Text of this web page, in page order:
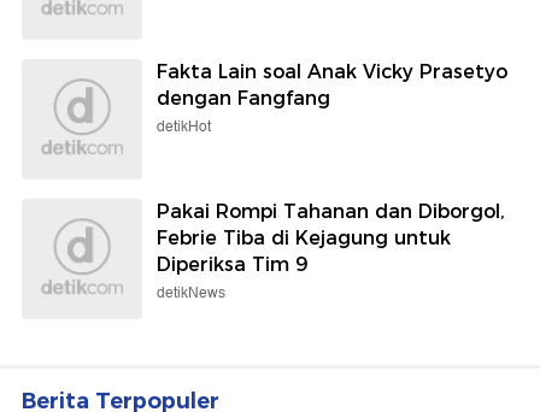
Fakta Lain soal Anak Vicky Prasetyo
dengan Fangfang
detikHot
Pakai Rompi Tahanan dan Diborgol,
Febrie Tiba di Kejagung untuk
Diperiksa Tim 9
detikNews
Berita Terpopuler